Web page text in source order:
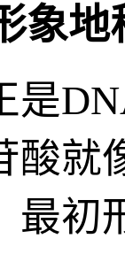
象
是
酸就
最初